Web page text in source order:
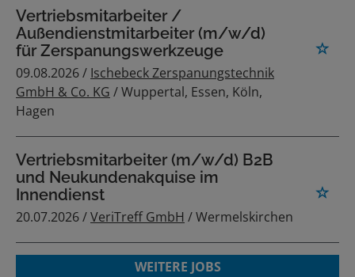
Vertriebsmitarbeiter /
Außendienstmitarbeiter (m/w/d)
für Zerspanungswerkzeuge
09.08.2026 / Ischebeck Zerspanungstechnik
GmbH & Co. KG / Wuppertal, Essen, Köln,
Hagen
Vertriebsmitarbeiter (m/w/d) B2B
und Neukundenakquise im
Innendienst
20.07.2026 /VeriTreff GmbH / Wermelskirchen
WEITERE JOBS